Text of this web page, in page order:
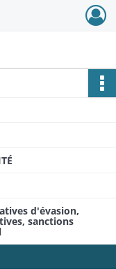
d'évasion,
sanctions